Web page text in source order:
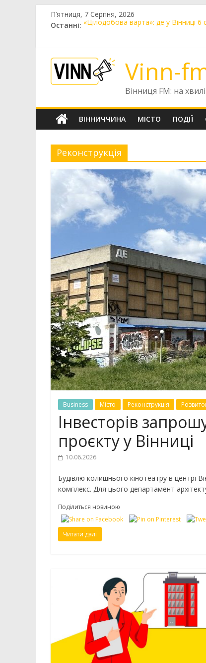
П’ятниця, 7 Серпня, 2026
Останні: «Цілодобова варта»: де у Вінниці
У Вінниці 7 серпня очікується
Автопарк КП «Вінницьке шляхове
Шістнадцятирічний вінничанин
Vinn-
Вінниця FM: на
ВІННИЧЧИНА МІСТО ПОДІЇ
Реконструкція
Business Місто Реконструкція
Інвесторів
проєкту у Вінниці
10.06.2026
Будівлю колишнього кінотеатру в центрі
комплекс. Для цього департамент
Поділиться новиною
Читати далі